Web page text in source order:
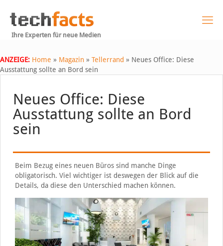
Ihre Experten für neue Medien
ANZEIGE: Home » Magazin » Tellerrand » Neues Office: Diese
Ausstattung sollte an Bord sein
Neues Office: Diese
Ausstattung sollte an Bord
sein
Beim Bezug eines neuen Büros sind manche Dinge
obligatorisch. Viel wichtiger ist deswegen der Blick auf die
Details, da diese den Unterschied machen können.